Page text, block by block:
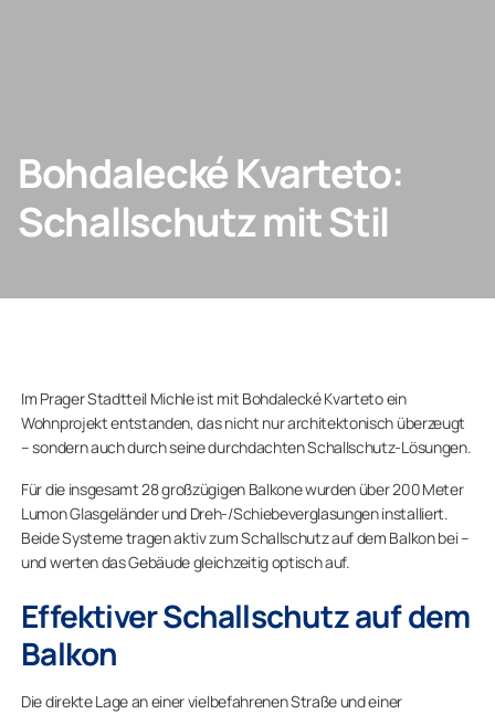
Privatkunden
Unternehmen
Bohdalecké Kvarteto:
Schallschutz mit Stil
Im Prager Stadtteil Michle ist mit Bohdalecké Kvarteto ein
Wohnprojekt entstanden, das nicht nur architektonisch überzeugt
– sondern auch durch seine durchdachten Schallschutz-Lösungen.
Für die insgesamt 28 großzügigen Balkone wurden über 200 Meter
Lumon Glasgeländer und Dreh-/Schiebeverglasungen installiert.
Beide Systeme tragen aktiv zum Schallschutz auf dem Balkon bei –
und werten das Gebäude gleichzeitig optisch auf.
Effektiver Schallschutz auf dem
Balkon
Die direkte Lage an einer vielbefahrenen Straße und einer